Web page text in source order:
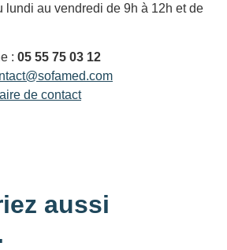
lundi au vendredi de 9h à 12h et de
: 05 55 75 03 12
de contact
aussi